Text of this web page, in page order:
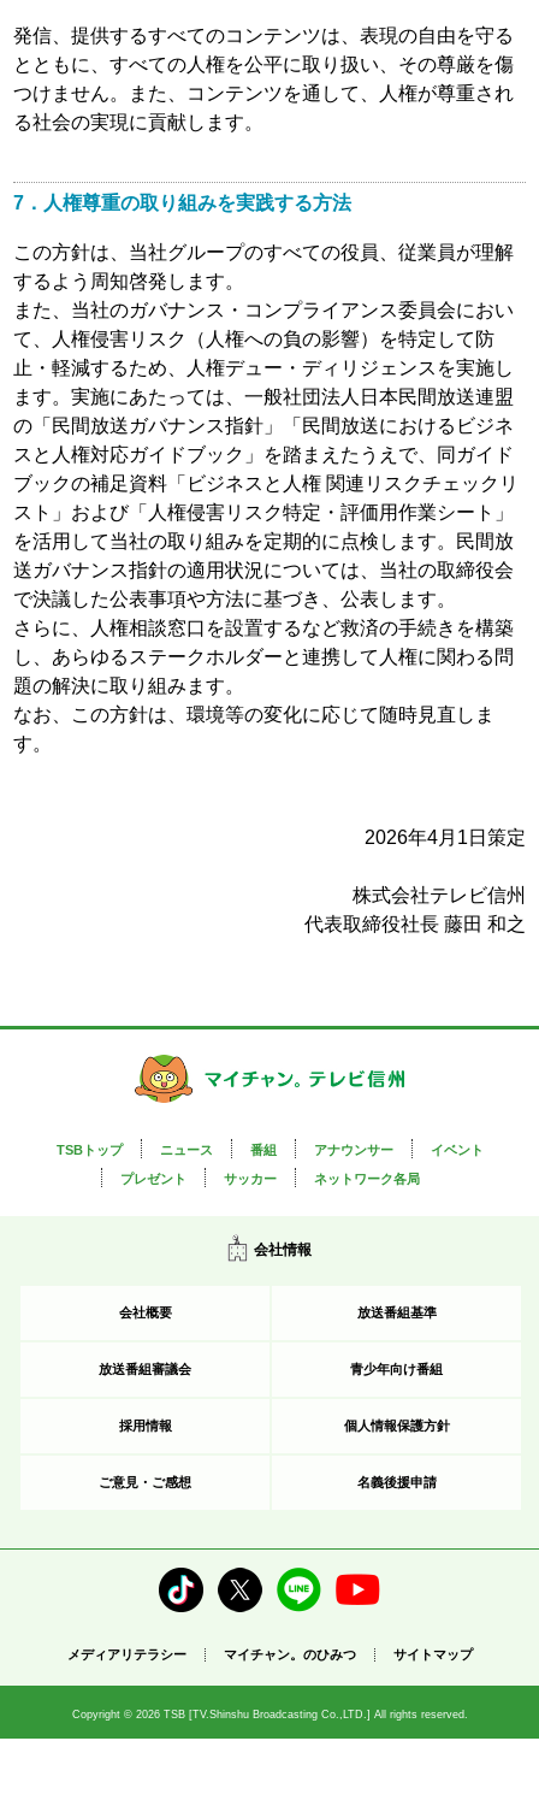
発信、提供するすべてのコンテンツは、表現の自由を守る
とともに、すべての人権を公平に取り扱い、その尊厳を傷
つけません。また、コンテンツを通して、人権が尊重され
る社会の実現に貢献します。
7．人権尊重の取り組みを実践する方法
この方針は、当社グループのすべての役員、従業員が理解
するよう周知啓発します。
また、当社のガバナンス・コンプライアンス委員会におい
て、人権侵害リスク（人権への負の影響）を特定して防
止・軽減するため、人権デュー・ディリジェンスを実施し
ます。実施にあたっては、一般社団法人日本民間放送連盟
の「民間放送ガバナンス指針」「民間放送におけるビジネ
スと人権対応ガイドブック」を踏まえたうえで、同ガイド
ブックの補足資料「ビジネスと人権 関連リスクチェックリ
スト」および「人権侵害リスク特定・評価用作業シート」
を活用して当社の取り組みを定期的に点検します。民間放
送ガバナンス指針の適用状況については、当社の取締役会
で決議した公表事項や方法に基づき、公表します。
さらに、人権相談窓口を設置するなど救済の手続きを構築
し、あらゆるステークホルダーと連携して人権に関わる問
題の解決に取り組みます。
なお、この方針は、環境等の変化に応じて随時見直しま
す。
2026年4月1日策定
株式会社テレビ信州
代表取締役社長 藤田 和之
TSBトップ ニュース 番組 アナウンサー
イベント
プレゼント
サッカー ネットワーク各局
会社情報
会社概要 放送番組基準
放送番組審議会 青少年向け番組
採用情報 個人情報保護方針
ご意見・ご感想 名義後援申請
メディアリテラシー マイチャン。のひみつ サイトマップ
Copyright © 2026 TSB [TV.Shinshu Broadcasting Co.,LTD.] All rights reserved.